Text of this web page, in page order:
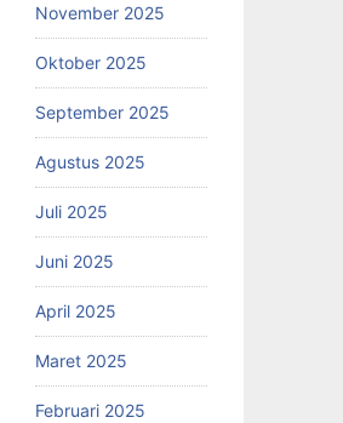
November 2025
Oktober 2025
September 2025
Agustus 2025
Juli 2025
Juni 2025
April 2025
Maret 2025
Februari 2025